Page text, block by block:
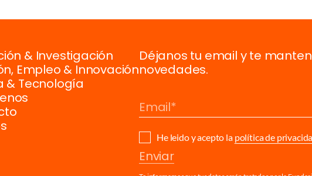
& Investigación
Empleo & Innovación
& Tecnología
Déjanos tu email y te
novedades.
Email
He leido y acepto la política de
Enviar